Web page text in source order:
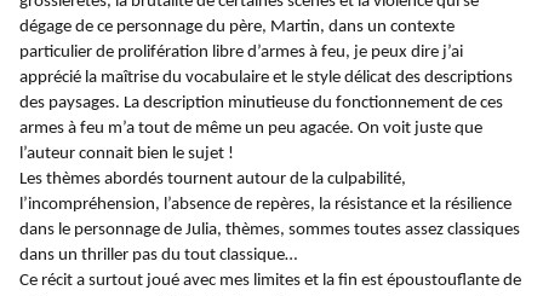
dégage de ce personnage du père, Martin, dans un contexte
particulier de prolifération libre d’armes à feu, je peux dire j’ai
apprécié la maîtrise du vocabulaire et le style délicat des descriptions
des paysages. La description minutieuse du fonctionnement de ces
armes à feu m’a tout de même un peu agacée. On voit juste que
l’auteur connait bien le sujet !
Les thèmes abordés tournent autour de la culpabilité,
l’incompréhension, l’absence de repères, la résistance et la résilience
dans le personnage de Julia, thèmes, sommes toutes assez classiques
dans un thriller pas du tout classique…
Ce récit a surtout joué avec mes limites et la fin est époustouflante de